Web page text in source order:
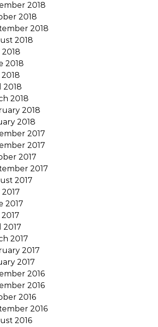
2018
2018
2018
2018
2018
2018
2018
2018
2018
2017
2017
2017
2017
2017
2017
2017
2017
2017
2017
2016
2016
2016
2016
2016